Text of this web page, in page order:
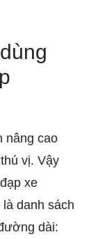
nâng cao
vị. Vậy
xe
danh sách
dài: